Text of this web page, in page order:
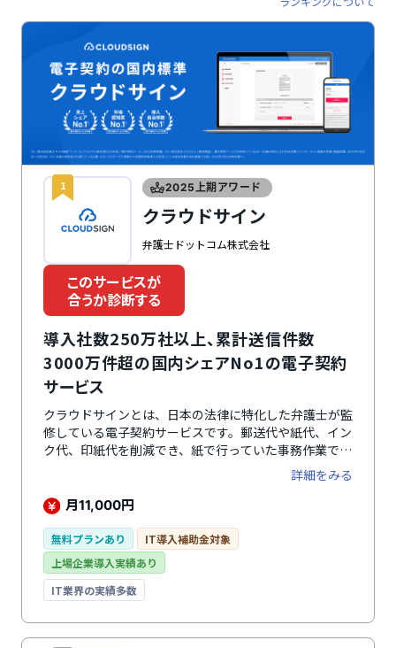
1 2025上期アワード
クラウドサイン
弁護士ドットコム株式会社
このサービスが
合うか診断する
導入社数250万社以上、累計送信件数
3000万件超の国内シェアNo1の電子契約
サービス
クラウドサインとは、日本の法律に特化した弁護士が監
修している電子契約サービスです。郵送代や紙代、イン
ク代、印紙代を削減でき、紙で行っていた事務作業で発
生するコストを削減可能。クラウド型なので押印のため
の出社が不要になり、テレワークの推進や育児・介護を
しながらなどの働き方を実現します。特別な準備や知識
め、すぐに導入可能。取引先にも説明しやすく、電子契
約を受け入れられやすいシステムです。弁護士が監修し
ており、電子署名法に準拠。ISMSやSOC2など50以上の
セキュリティ項目をクリアしているため、セキュリティ
詳細をみる
月11,000円
無料プランあり
IT導入補助金対象
上場企業導入実績あり
IT業界の実績多数